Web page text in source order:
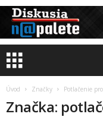
Úvod Značky Potlačenie
Značka: